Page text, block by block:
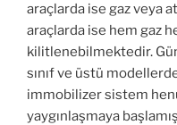
araçlarda ise gaz veya
araçlarda ise hem gaz
kilitlenebilmektedir.
sınıf ve üstü
immobilizer sistem
yaygınlaşmaya